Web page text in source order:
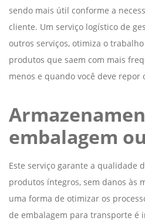
sendo mais útil conforme a
cliente. Um serviço logístico de
outros serviços, otimiza o
produtos que saem com mais
menos e quando você deve repor
embalagem
Este serviço garante a qualidade
produtos íntegros, sem danos às
uma forma de otimizar os
de embalagem para transporte é